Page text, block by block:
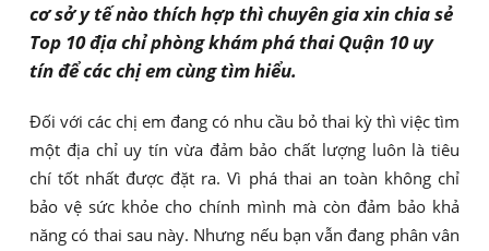
cơ sở y tế nào thích hợp thì chuyên gia xin chia sẻ
Top 10 địa chỉ phòng khám phá thai Quận 10 uy
tín để các chị em cùng tìm hiểu.
Đối với các chị em đang có nhu cầu bỏ thai kỳ thì việc tìm
một địa chỉ uy tín vừa đảm bảo chất lượng luôn là tiêu
chí tốt nhất được đặt ra. Vì phá thai an toàn không chỉ
bảo vệ sức khỏe cho chính mình mà còn đảm bảo khả
năng có thai sau này. Nhưng nếu bạn vẫn đang phân vân